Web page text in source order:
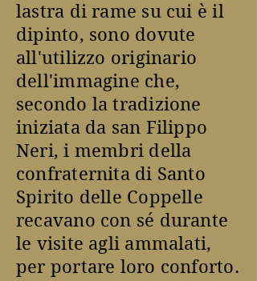
lastra di rame su cui è il
dipinto, sono dovute
all'utilizzo originario
dell'immagine che,
secondo la tradizione
iniziata da san Filippo
Neri, i membri della
confraternita di Santo
Spirito delle Coppelle
recavano con sé durante
le visite agli ammalati,
per portare loro conforto.